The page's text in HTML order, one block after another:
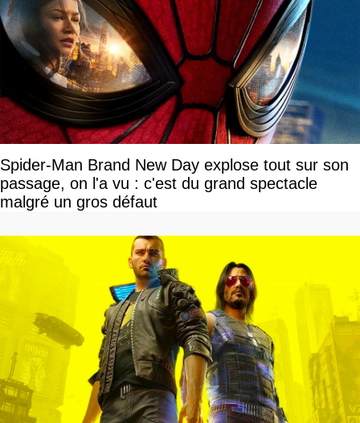
Spider-Man Brand New Day explose tout sur son
passage, on l'a vu : c'est du grand spectacle
malgré un gros défaut